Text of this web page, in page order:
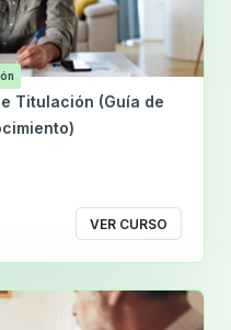
Titulación (Guía de
VER CURSO